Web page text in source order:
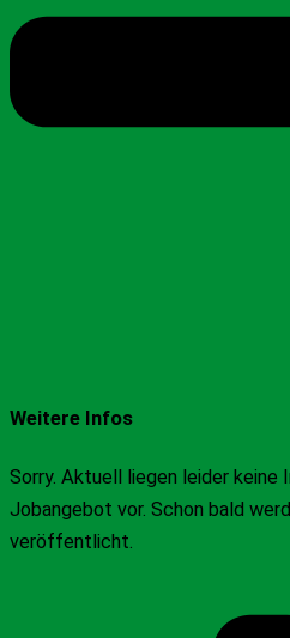
Weitere Infos
Sorry. Aktuell liegen leider keine
Jobangebot vor. Schon bald
veröffentlicht.